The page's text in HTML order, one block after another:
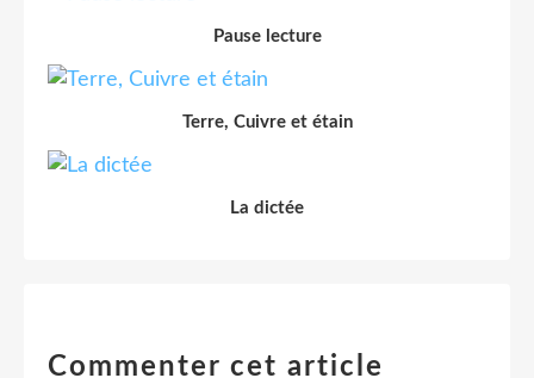
Pause lecture
Terre, Cuivre et étain
La dictée
Commenter cet article